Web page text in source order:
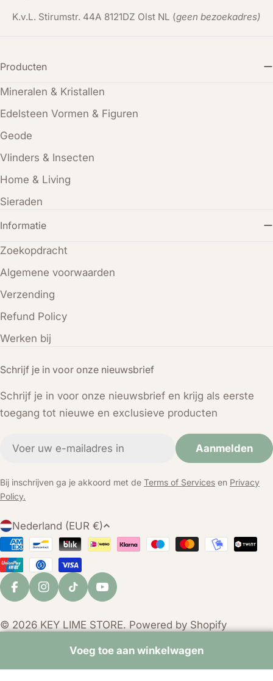
K.v.L. Stirumstr. 44A 8121DZ Olst NL (geen bezoekadres)
Schrijf je in voor onze nieuwsbrief
Schrijf je in voor onze nieuwsbrief en krijg als eerste
toegang tot nieuwe en exclusieve producten
Aanmelden
Bij inschrijven ga je akkoord met de Terms of Services en Privacy
Policy.
Producten
Mineralen & Kristallen
Edelsteen Vormen & Figuren
Geode
Vlinders & Insecten
Home & Living
Sieraden
Informatie
Zoekopdracht
Algemene voorwaarden
Verzending
Refund Policy
Werken bij
L
a
n
d
/
e
g
o
Nederland (EUR €)
Betaalmethoden
FacebookInstagram
TikTokYouTube
© 2026 KEY LIME STORE. Powered by Shopify
Voeg toe aan winkelwagen